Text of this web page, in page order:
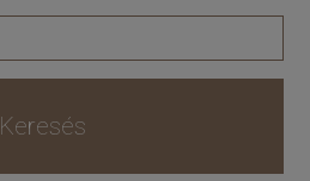
Keresés